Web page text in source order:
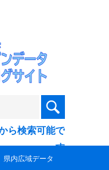
ら検索可能で
す
県内広域データ